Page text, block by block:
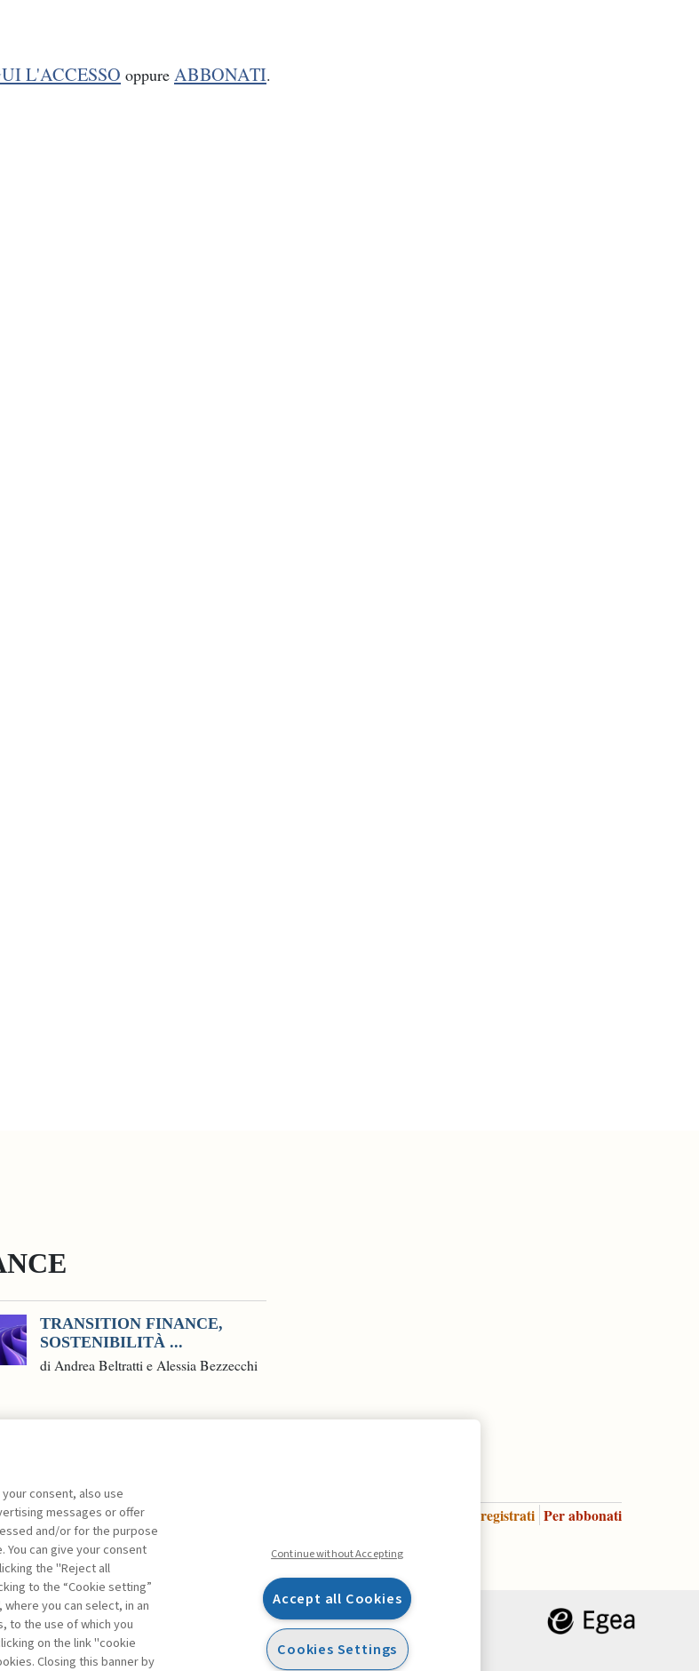
L'ACCESSO oppure ABBONATI.
TRANSITION FINANCE,
SOSTENIBILITÀ ...
di Andrea Beltratti e Alessia Bezzecchi
Premium Per registrati Per abbonati
FacebookTwitterLinkedin
consent, also use
messages or offer
and/or for the purpose
can give your consent
the "Reject all
to the “Cookie setting”
you can select, in an
to the use of which you
on the link "cookie
Closing this banner by
Continue without Accepting
Accept all Cookies
Cookies Settings